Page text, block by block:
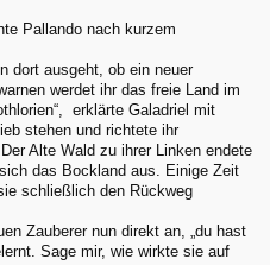
Pallando nach kurzem
dort ausgeht, ob ein neuer
werdet ihr das freie Land im
erklärte Galadriel mit
stehen und richtete ihr
Alte Wald zu ihrer Linken endete
das Bockland aus. Einige Zeit
schließlich den Rückweg
Zauberer nun direkt an, „du hast
Sage mir, wie wirkte sie auf